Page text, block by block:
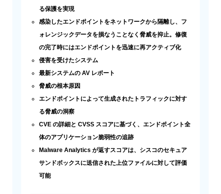
る保護を実現
感染したエンドポイントをネットワークから隔離し、フ
ォレンジックデータを損なうことなく脅威を抑止。修復
の完了時にはエンドポイントを迅速に再アクティブ化
侵害を受けたシステム
最新システムの AV レポート
脅威の根本原因
エンドポイントによって生成されたトラフィックに対す
る脅威の洞察
CVE の詳細と CVSS スコアに基づく、エンドポイント全
体のアプリケーション脆弱性の追跡
Malware Analytics が返すスコアは、シスコのセキュア
サンドボックスに送信された上位ファイルに対して評価
可能